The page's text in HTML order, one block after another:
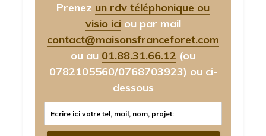
Prenez un rdv téléphonique ou
visio iciou par mail
contact@maisonsfranceforet.com
ou au 01.88.31.66.12 (ou
0782105560/0768703923) ou ci-
dessous